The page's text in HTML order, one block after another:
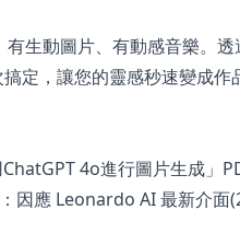
生動圖片、有動感音樂。透
定，讓您的靈感秒速變成作
4o進行圖片生成」
因應 Leonardo AI 最新介